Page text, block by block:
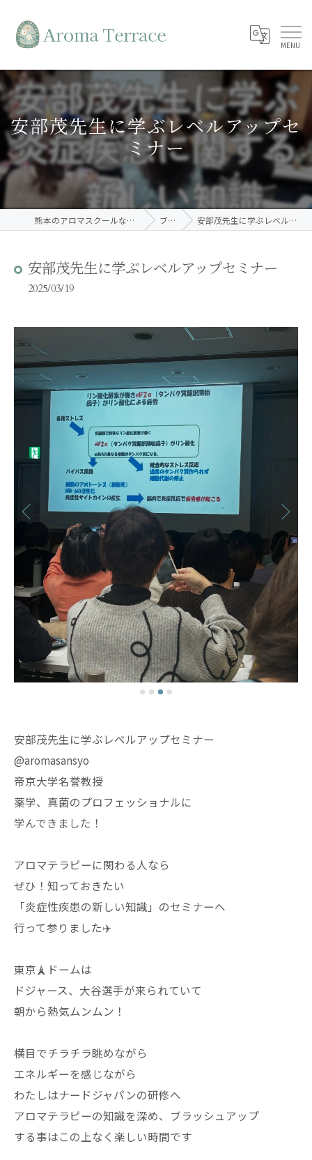
安部茂先生に学ぶレベルアップセ
ミナー
熊本のアロマスクールならAroma Terrace ブログ 安部茂先生に学ぶレベルアップセミナー
安部茂先生に学ぶレベルアップセミナー
2025/03/19
安部茂先生に学ぶレベルアップセミナー
@aromasansyo
帝京大学名誉教授
薬学、真菌のプロフェッショナルに
学んできました！
アロマテラピーに関わる人なら
ぜひ！知っておきたい
「炎症性疾患の新しい知識」のセミナーへ
行って参りました✈️
東京🗼ドームは
ドジャース、大谷選手が来られていて
朝から熱気ムンムン！
横目でチラチラ眺めながら
エネルギーを感じながら
わたしはナードジャパンの研修へ
アロマテラピーの知識を深め、ブラッシュアップ
する事はこの上なく楽しい時間です